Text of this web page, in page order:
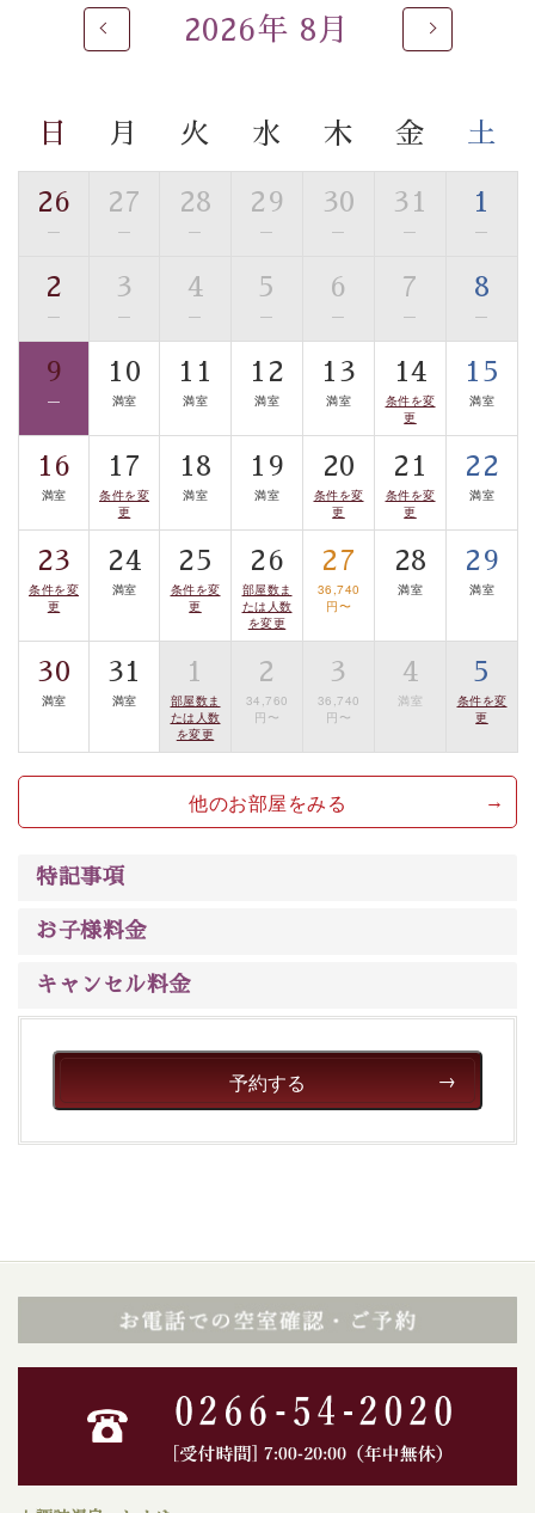
■お座敷風呂（大浴場）
温泉の成分に合わせ、防菌防カビの特殊素材の畳を使
※男性大浴場までのご移動には階段がございます。 予め
ご了承のほどお願いいたします。
■貸切温泉風呂 （40分2000円）
む貸切温泉風呂です。ゆったりといやされるプライベー
トな空間をお愉しみください。
【旅】
■諏訪大社4社を巡る無料参拝バス
豊富な知識を持ったドライバー兼ガイドが諏訪大社をご
案内します。 事前ご予約制ですので、ご利用ご希望の方
は【3日前まで】にお電話ください。
※交通規制などにより運行できない日がございます
※年末年始及び御柱祭前後は運行しておりません
以上がプラン内容です。
で心癒されます。
清らかな源泉、自然の恵みあるお食事、諏訪湖に包まれ
るお部屋、 大人のたしなみを感じていただける、美しく
癒される宿で贅沢に幸せのときを安心してお過ごしくだ
2026年 8月
日 月 火 水 木 金 土
26
—
27
—
28
—
29
—
30
—
31
—
1
—
2
—
3
—
4
—
5
—
6
—
7
—
8
—
9
—
10
満室
11
満室
12
満室
13
満室
14
条件を変
更
15
満室
16
満室
17
条件を変
更
18
満室
19
満室
20
条件を変
更
21
条件を変
更
22
満室
23
条件を変
更
24
満室
25
条件を変
更
26
部屋数ま
たは人数
を変更
27
36,740
円〜
28
満室
29
満室
30
満室
31
満室
1
部屋数ま
たは人数
を変更
2
34,760
円〜
3
36,740
円〜
4
満室
5
条件を変
更
他のお部屋をみる
特記事項
お子様料金
キャンセル料金
予約する